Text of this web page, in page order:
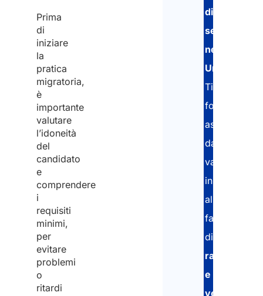
Prima
di
iniziare
la
pratica
migratoria,
è
importante
valutare
l’idoneità
del
candidato
e
comprendere
i
requisiti
minimi,
per
evitare
problemi
o
ritardi
di
servizi
nel Regno
Unito
Ti
forniremo
assistenza
dalla
valutazione
iniziale,
alla
fase
di
raccolta
e
verifica